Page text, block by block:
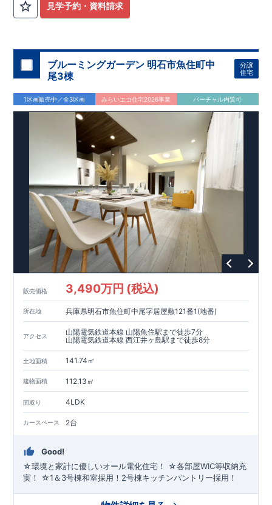
見学予約・資料請求
ブルーミングガーデン 明石市魚住町中
尾3棟
分譲
住宅
1区画販売中／全3区画 みらいエコ住宅2026事業 バーチャル内覧可
販売価格 3,490万円 (税込)
所在地 兵庫県明石市魚住町中尾字居屋敷121番1(地番)
アクセス
山陽電気鉄道本線 山陽魚住駅まで徒歩7分
山陽電気鉄道本線 西江井ヶ島駅まで徒歩8分
土地面積 141.74㎡
建物面積 112.13㎡
間取り 4LDK
カースペース 2台
Good!
☆環境と家計に優しいオール電化住宅！ ☆各部屋WIC等収納充
実！ ☆1＆3号棟和室採用！2号棟キッチンパントリー採用！